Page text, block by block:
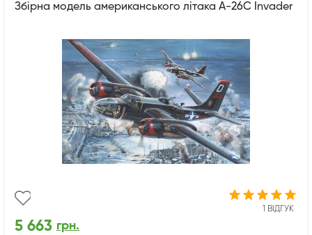
Збірна модель американського літака A-26C Invader
1 ВІДГУК
5 663 грн.